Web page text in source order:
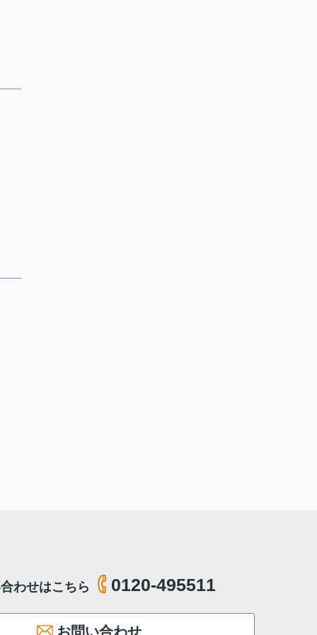
わせはこちら 0120-495511
お問い合わせ